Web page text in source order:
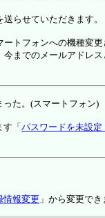
送らせていただきます。
トフォンへの機種変
今までのメールアドレ
った。(スマートフォン)
「 パスワードを未設定
情報変更 」から変更でき